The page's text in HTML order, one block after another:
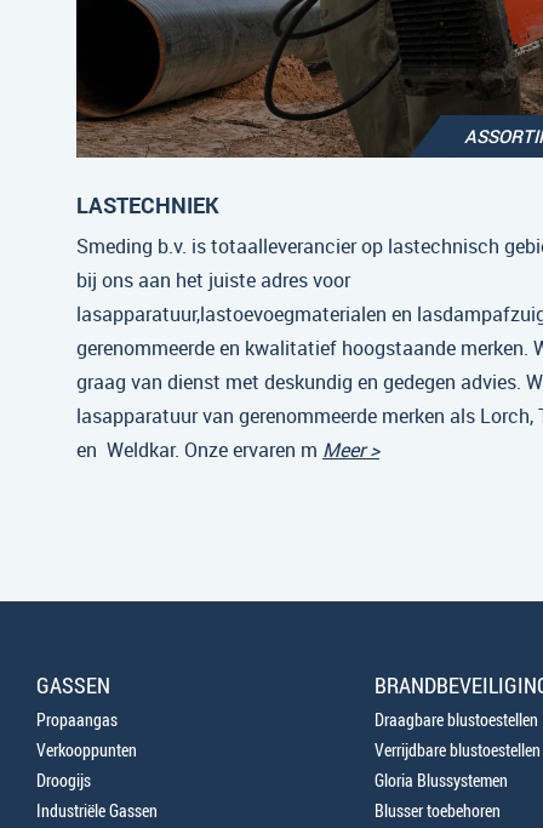
LASTECHNIEK
Smeding b.v. is totaalleverancier op lastechnisch
bij ons aan het juiste adres voor
lasapparatuur,lastoevoegmaterialen en
gerenommeerde en kwalitatief hoogstaande merken.
graag van dienst met deskundig en gedegen advies.
lasapparatuur van gerenommeerde merken als Lorch,
en Weldkar. Onze ervaren m Meer >
GASSEN
Propaangas
Verkooppunten
Droogijs
Industriële Gassen
Draagbare blustoestellen
Verrijdbare blustoestellen
Gloria Blussystemen
Blusser toebehoren